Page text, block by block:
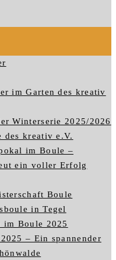
im Garten des kreativ
Winterserie 2025/2026
des kreativ e.V.
im Boule –
ein voller Erfolg
Boule
in Tegel
im Boule 2025
– Ein spannender